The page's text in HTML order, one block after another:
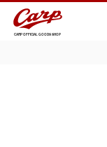
CARP OFFICIAL GOODS SHOP